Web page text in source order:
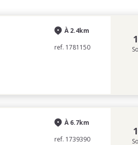
À 2.4km
ref. 1781150
À 6.7km
ref. 1739390